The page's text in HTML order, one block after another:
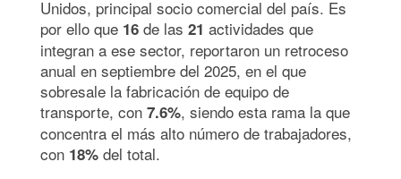
Unidos, principal socio comercial del país. Es
por ello que 16 de las 21 actividades que
integran a ese sector, reportaron un retroceso
anual en septiembre del 2025, en el que
sobresale la fabricación de equipo de
transporte, con 7.6%, siendo esta rama la que
concentra el más alto número de trabajadores,
con 18% del total.